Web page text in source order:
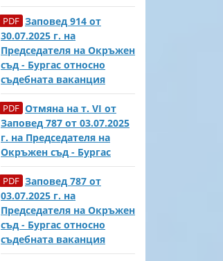
Заповед 914 от
30.07.2025 г. на
Председателя на Окръжен
съд - Бургас относно
съдебната ваканция
Отмяна на т. VI от
Заповед 787 от 03.07.2025
г. на Председателя на
Окръжен съд - Бургас
Заповед 787 от
03.07.2025 г. на
Председателя на Окръжен
съд - Бургас относно
съдебната ваканция